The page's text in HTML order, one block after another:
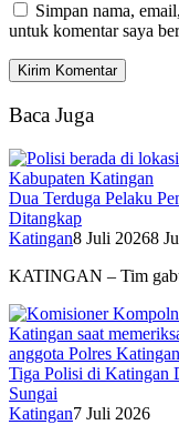
Simpan nama,
untuk komentar saya
Baca Juga
Dua Terduga Pelaku
Ditangkap
Katingan8 Juli 20268
KATINGAN – Tim
Tiga Polisi di Katingan
Sungai
Katingan7 Juli 2026